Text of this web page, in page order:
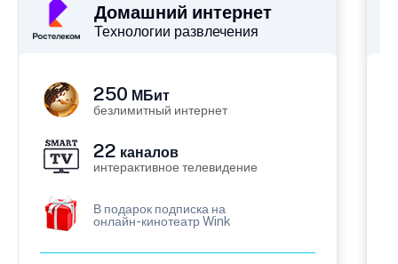
Домашний интернет
Технологии развлечения
250 МБит
безлимитный интернет
22 каналов
интерактивное телевидение
В подарок подписка на
онлайн-кинотеатр Wink